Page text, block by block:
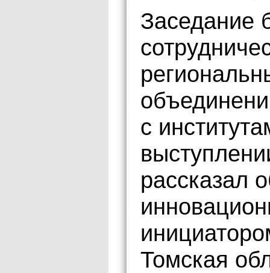
Заседание
с
рассказал
Томская